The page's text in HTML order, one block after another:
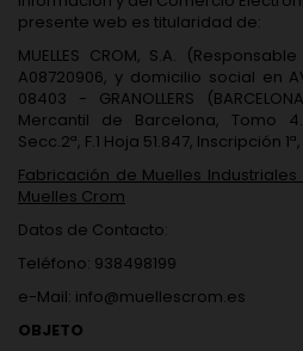
presente web es titularidad de:
MUELLES CROM, S.A.
A08720906, y domicilio social en
08403 - GRANOLLERS
Mercantil de Barcelona, Tomo
Secc.2ª, F.1 Hoja 51.847, Inscripción
Fabricación de Muelles
Muelles Crom
Datos de Contacto:
Teléfono: 938498199
e-Mail: info@muellescrom.es
OBJETO